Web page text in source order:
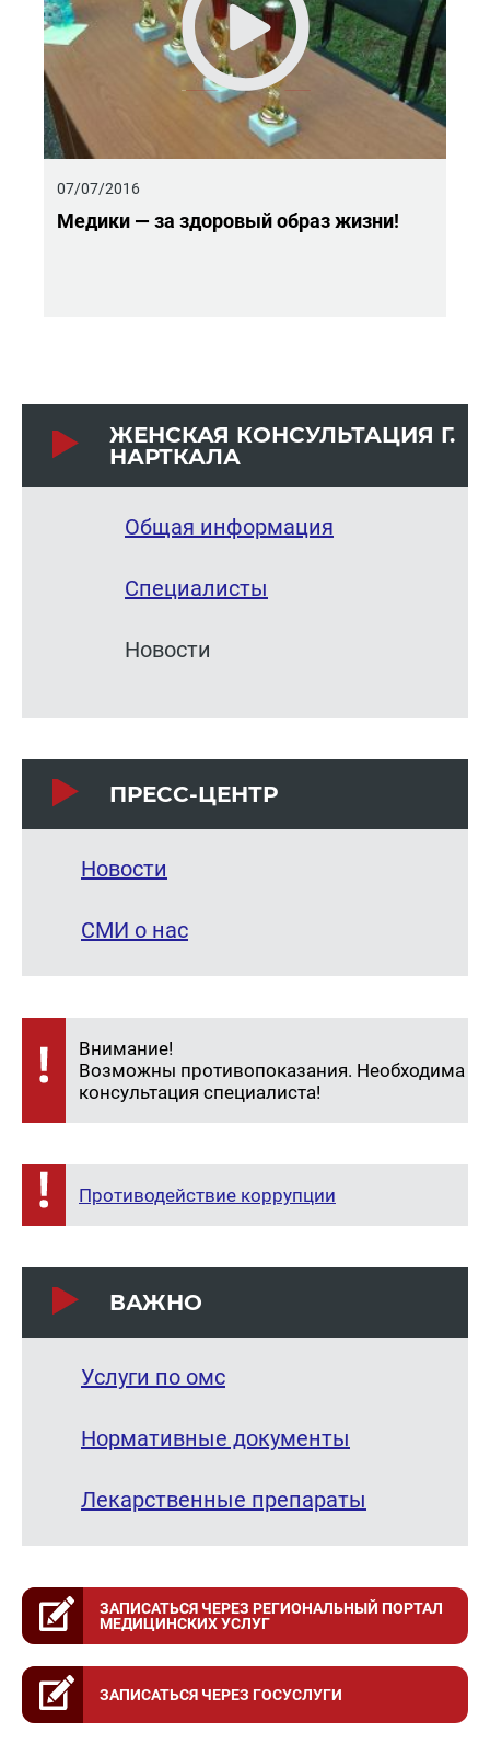
07/07/2016
Ме­ди­ки — за здо­ро­вый образ жизни!
ЖЕН­СКАЯ КОН­СУЛЬ­ТА­ЦИЯ Г.
НАРТ­КА­ЛА
Общая информация
Специалисты
Новости
ПРЕСС-ЦЕНТР
Новости
СМИ о нас
Внимание!
Возможны противопоказания. Необходима
консультация специалиста!
Противодействие коррупции
ВАЖНО
Услуги по омс
Нормативные документы
Лекарственные препараты
ЗАПИСАТЬСЯ ЧЕРЕЗ РЕГИОНАЛЬНЫЙ ПОРТАЛ
МЕДИЦИНСКИХ УСЛУГ
ЗАПИСАТЬСЯ ЧЕРЕЗ ГОСУСЛУГИ